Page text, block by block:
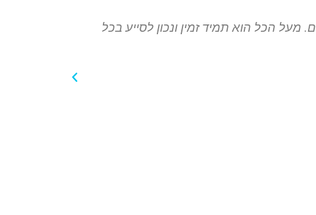
מעל הכל הוא תמיד זמין ונכון לסייע בכל